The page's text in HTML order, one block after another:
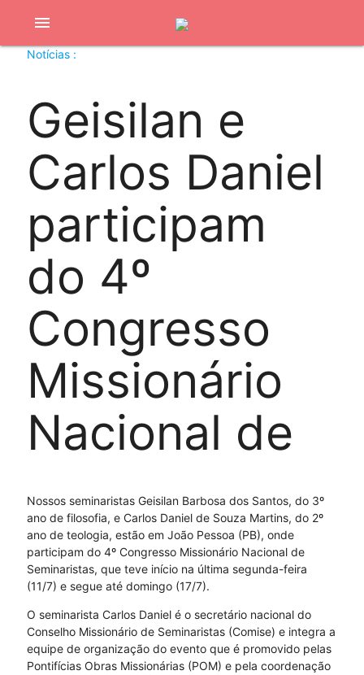
menu
Notícias :
Geisilan e
Carlos Daniel
participam
do 4º
Congresso
Missionário
Nacional de
Seminaristas
Nossos seminaristas Geisilan Barbosa dos Santos, do 3º
ano de filosofia, e Carlos Daniel de Souza Martins, do 2º
ano de teologia, estão em João Pessoa (PB), onde
participam do 4º Congresso Missionário Nacional de
Seminaristas, que teve início na última segunda-feira
(11/7) e segue até domingo (17/7).
O seminarista Carlos Daniel é o secretário nacional do
Conselho Missionário de Seminaristas (Comise) e integra a
equipe de organização do evento que é promovido pelas
Pontifícias Obras Missionárias (POM) e pela coordenação